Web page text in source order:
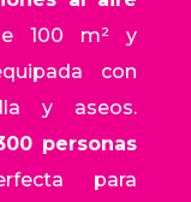
100 m² y
con
y aseos.
personas
para